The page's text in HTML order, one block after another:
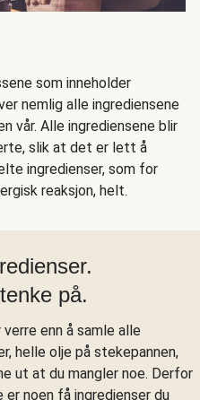
som inneholder
nemlig alle ingrediensene
vår. Alle ingrediensene blir
slik at det er lett å
ingredienser, som for
reaksjon, helt.
på.
enn å samle alle
helle olje på stekepannen,
ut at du mangler noe. Derfor
noen få ingredienser du